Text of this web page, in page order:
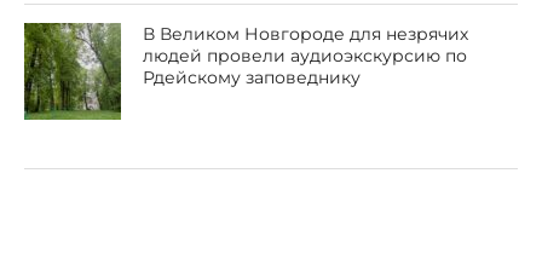
В Великом Новгороде для незрячих
людей провели аудиоэкскурсию по
Рдейскому заповеднику